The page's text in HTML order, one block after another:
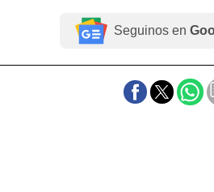
Seguinos en